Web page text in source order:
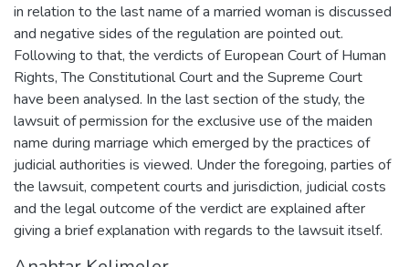
in relation to the last name of a married woman is discussed
and negative sides of the regulation are pointed out.
Following to that, the verdicts of European Court of Human
Rights, The Constitutional Court and the Supreme Court
have been analysed. In the last section of the study, the
lawsuit of permission for the exclusive use of the maiden
name during marriage which emerged by the practices of
judicial authorities is viewed. Under the foregoing, parties of
the lawsuit, competent courts and jurisdiction, judicial costs
and the legal outcome of the verdict are explained after
giving a brief explanation with regards to the lawsuit itself.